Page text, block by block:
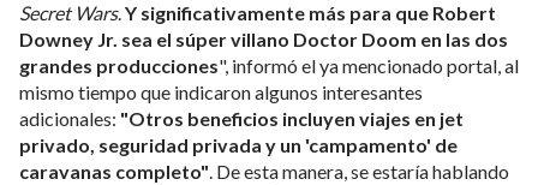
Secret Wars.Y significativamente más para que Robert
Downey Jr. sea el súper villano Doctor Doom en las dos
grandes producciones", informó el ya mencionado portal, al
mismo tiempo que indicaron algunos interesantes
adicionales: "Otros beneficios incluyen viajes en jet
privado, seguridad privada y un 'campamento' de
caravanas completo". De esta manera, se estaría hablando